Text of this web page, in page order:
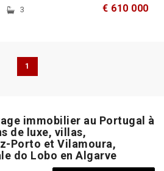
3 € 610 000
1
immobilier au Portugal à
de luxe, villas,
Porto et Vilamoura,
do Lobo en Algarve